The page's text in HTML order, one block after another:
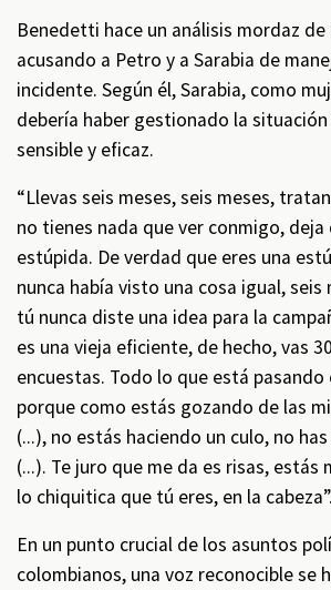
Benedetti hace un análisis mordaz
acusando a Petro y a Sarabia de
incidente. Según él, Sarabia, como
debería haber gestionado la
sensible y eficaz.
“Llevas seis meses, seis meses,
no tienes nada que ver conmigo, deja
estúpida. De verdad que eres una
nunca había visto una cosa igual, seis
tú nunca diste una idea para la
es una vieja eficiente, de hecho, vas
encuestas. Todo lo que está pasando
porque como estás gozando de las
(...), no estás haciendo un culo, no
(...). Te juro que me da es risas, estás
lo chiquitica que tú eres, en la cabeza”.
En un punto crucial de los asuntos
colombianos, una voz reconocible se